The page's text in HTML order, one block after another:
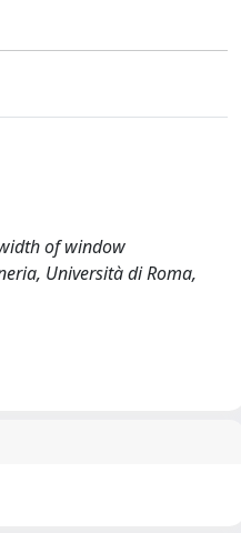
of window
Università di Roma,